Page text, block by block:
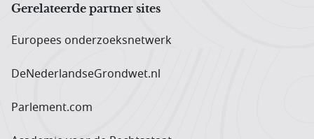
Gerelateerde partner sites
Europees onderzoeks­netwerk
DeNederlandseGrondwet.nl
Parlement.com